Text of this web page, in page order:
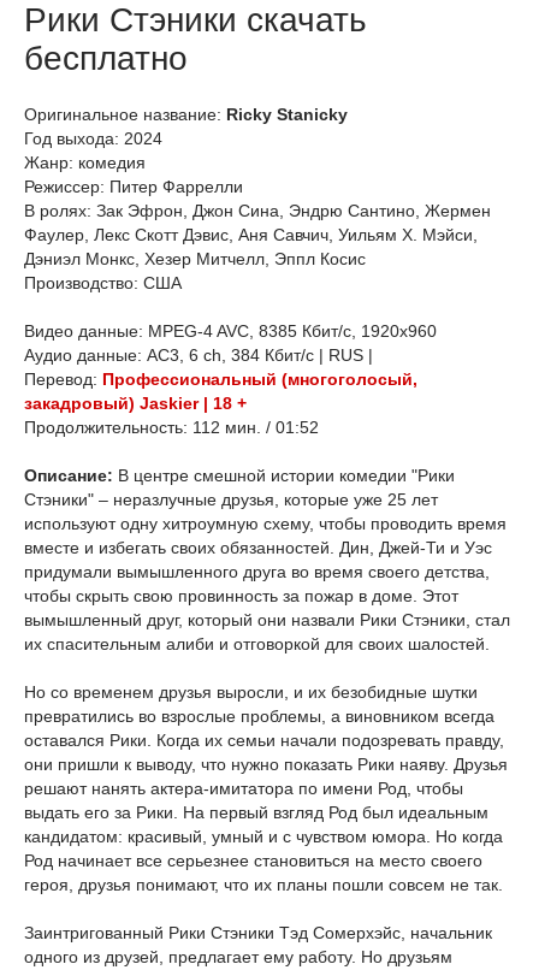
Рики Стэники скачать
бесплатно
Оригинальное название: Ricky Stanicky
Год выхода: 2024
Жанр: комедия
Режиссер: Питер Фаррелли
В ролях: Зак Эфрон, Джон Сина, Эндрю Сантино, Жермен
Фаулер, Лекс Скотт Дэвис, Аня Савчич, Уильям Х. Мэйси,
Дэниэл Монкс, Хезер Митчелл, Эппл Косис
Производство: США
Видео данные: MPEG-4 AVC, 8385 Кбит/с, 1920x960
Аудио данные: AC3, 6 ch, 384 Кбит/с | RUS |
Перевод: Профессиональный (многоголосый,
закадровый) Jaskier | 18 +
Продолжительность: 112 мин. / 01:52
Описание: В центре смешной истории комедии "Рики
Стэники" – неразлучные друзья, которые уже 25 лет
используют одну хитроумную схему, чтобы проводить время
вместе и избегать своих обязанностей. Дин, Джей-Ти и Уэс
придумали вымышленного друга во время своего детства,
чтобы скрыть свою провинность за пожар в доме. Этот
вымышленный друг, который они назвали Рики Стэники, стал
их спасительным алиби и отговоркой для своих шалостей.
Но со временем друзья выросли, и их безобидные шутки
превратились во взрослые проблемы, а виновником всегда
оставался Рики. Когда их семьи начали подозревать правду,
они пришли к выводу, что нужно показать Рики наяву. Друзья
решают нанять актера-имитатора по имени Род, чтобы
выдать его за Рики. На первый взгляд Род был идеальным
кандидатом: красивый, умный и с чувством юмора. Но когда
Род начинает все серьезнее становиться на место своего
героя, друзья понимают, что их планы пошли совсем не так.
Заинтригованный Рики Стэники Тэд Сомерхэйс, начальник
одного из друзей, предлагает ему работу. Но друзьям